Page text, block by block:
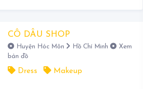
CÔ DÂU SHOP
Huyện Hóc Môn Hồ Chí Minh
Xem
bản đồ
Dress Makeup